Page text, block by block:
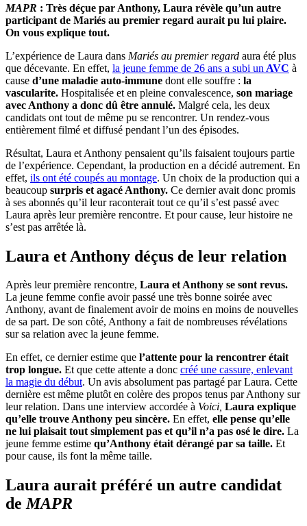
MAPR : Très déçue par Anthony, Laura révèle qu’un autre
participant de Mariés au premier regard aurait pu lui plaire.
On vous explique tout.
L’expérience de Laura dans Mariés au premier regard aura été plus
que décevante. En effet, la jeune femme de 26 ans a subi un AVC à
cause d’une maladie auto-immune dont elle souffre : la
vascularite. Hospitalisée et en pleine convalescence, son mariage
avec Anthony a donc dû être annulé. Malgré cela, les deux
candidats ont tout de même pu se rencontrer. Un rendez-vous
entièrement filmé et diffusé pendant l’un des épisodes.
Résultat, Laura et Anthony pensaient qu’ils faisaient toujours partie
de l’expérience. Cependant, la production en a décidé autrement. En
effet, ils ont été coupés au montage. Un choix de la production qui a
beaucoup surpris et agacé Anthony. Ce dernier avait donc promis
à ses abonnés qu’il leur raconterait tout ce qu’il s’est passé avec
Laura après leur première rencontre. Et pour cause, leur histoire ne
s’est pas arrêtée là.
Laura et Anthony déçus de leur relation
Après leur première rencontre, Laura et Anthony se sont revus.
La jeune femme confie avoir passé une très bonne soirée avec
Anthony, avant de finalement avoir de moins en moins de nouvelles
de sa part. De son côté, Anthony a fait de nombreuses révélations
sur sa relation avec la jeune femme.
En effet, ce dernier estime que l’attente pour la rencontrer était
trop longue. Et que cette attente a donc créé une cassure, enlevant
la magie du début. Un avis absolument pas partagé par Laura. Cette
dernière est même plutôt en colère des propos tenus par Anthony sur
leur relation. Dans une interview accordée à Voici, Laura explique
qu’elle trouve Anthony peu sincère. En effet, elle pense qu’elle
ne lui plaisait tout simplement pas et qu’il n’a pas osé le dire. La
jeune femme estime qu’Anthony était dérangé par sa taille. Et
pour cause, ils font la même taille.
Laura aurait préféré un autre candidat
deMAPR